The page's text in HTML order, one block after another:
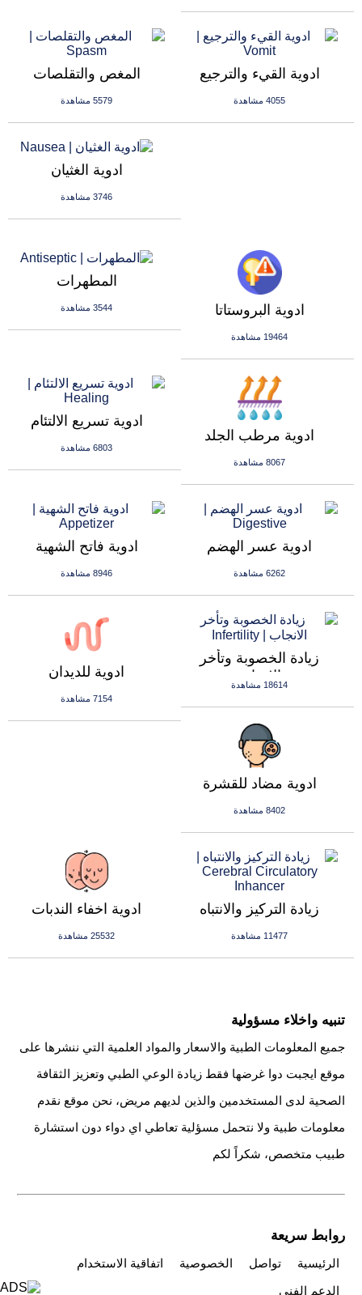
المغص والتقلصات
5579 مشاهدة
ادوية القيء والترجيع
4055 مشاهدة
ادوية الغثيان
3746 مشاهدة
المطهرات
3544 مشاهدة ادوية البروستاتا
19464 مشاهدة
ادوية تسريع الالتئام
6803 مشاهدة
ادوية مرطب الجلد
8067 مشاهدة
ادوية فاتح الشهية
8946 مشاهدة
ادوية عسر الهضم
6262 مشاهدة
ادوية للديدان
7154 مشاهدة
زيادة الخصوبة وتأخر
الانجاب
18614 مشاهدة
ادوية مضاد للقشرة
8402 مشاهدة
ادوية اخفاء الندبات
25532 مشاهدة
زيادة التركيز والانتباه
11477 مشاهدة
تنبيه واخلاء مسؤولية
جميع المعلومات الطبية والاسعار والمواد العلمية التي ننشرها على
موقع ايجبت دوا غرضها فقط زيادة الوعي الطبي وتعزيز الثقافة
الصحية لدى المستخدمين والذين لديهم مريض، نحن موقع نقدم
معلومات طبية ولا نتحمل مسؤلية تعاطي اي دواء دون استشارة
طبيب متخصص، شكراً لكم
روابط سريعة
الرئيسية تواصل الخصوصية
اتفاقية الاستخدام
الدعم الفني